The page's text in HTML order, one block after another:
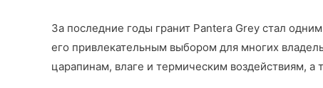
За последние годы гранит Pantera Grey стал
его привлекательным выбором для многих
царапинам, влаге и термическим воздействиям,